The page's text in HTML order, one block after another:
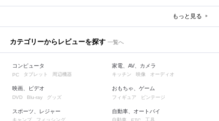
もっと見る
カテゴリーからレビューを探す 一覧へ
コンピュータ
PC タブレット 周辺機器
映画、ビデオ
DVD Blu-ray グッズ
スポーツ、レジャー
キャンプ フィッシング
家電、AV、カメラ
キッチン 映像 オーディオ
おもちゃ、ゲーム
フィギュア ビンテージ
自動車、オートバイ
自動車 工具